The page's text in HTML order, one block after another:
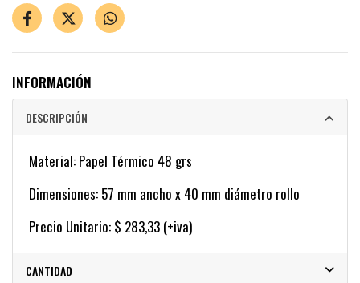
INFORMACIÓN
DESCRIPCIÓN
Material: Papel Térmico 48 grs
Dimensiones: 57 mm ancho x 40 mm diámetro rollo
Precio Unitario: $ 283,33 (+iva)
CANTIDAD